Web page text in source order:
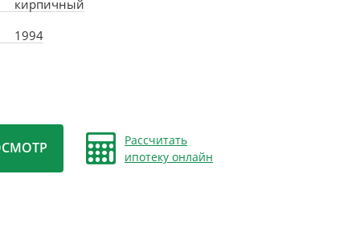
кирпичный
1994
Рассчитать
ипотеку онлайн